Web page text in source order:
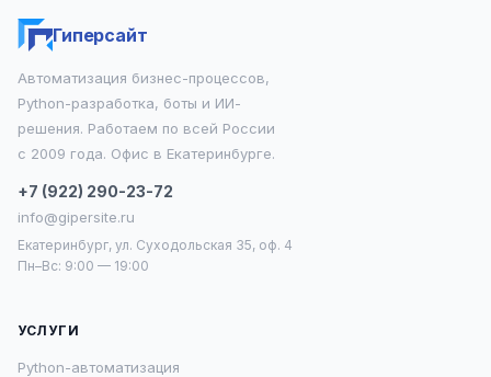
Гиперсайт
Автоматизация бизнес-процессов,
Python-разработка, боты и ИИ-
решения. Работаем по всей России
с 2009 года. Офис в Екатеринбурге.
+7 (922) 290-23-72
info@gipersite.ru
Екатеринбург, ул. Суходольская 35, оф. 4
Пн–Вс: 9:00 — 19:00
УСЛУГИ
Python-автоматизация